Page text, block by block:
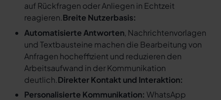
auf Rückfragen oder Anliegen in Echtzeit
reagieren.Breite Nutzerbasis:
Automatisierte Antworten, Nachrichtenvorlagen
und Textbausteine machen die Bearbeitung von
Anfragen hocheffizient und reduzieren den
Arbeitsaufwand in der Kommunikation
deutlich.Direkter Kontakt und Interaktion:
Personalisierte Kommunikation: WhatsApp